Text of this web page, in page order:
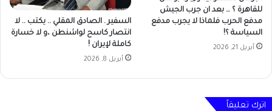
للقاهرة ؟ … بعد ان جرب الجيش
مدفع الحرب فلماذا لا يجرب مدفع
السياسة ؟!
أبريل 21, 2026
السفير . الصادق المقلي .. يكتب .. لا
انتصار كاسح لواشنطن ،و لا خسارة
كاملة لإيران !
أبريل 8, 2026
اترك تعليقاً